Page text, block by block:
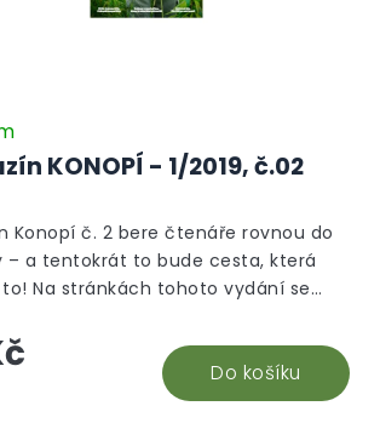
KONOPÍ - 1/2019, č.02
Do košíku
Konopí č. 2 bere čtenáře rovnou do
– a tentokrát to bude cesta, která
Na stránkách tohoto vydání se
hned několik zdravotních potíží
proč je CBD bezpečným lékem a jak
funguje endokanabinoidní systém.